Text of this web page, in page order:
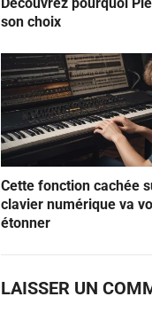
son choix
Cette fonction cachée
clavier numérique va
étonner
LAISSER UN